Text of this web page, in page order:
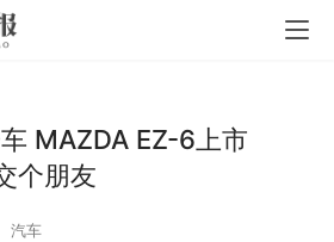
MAZDA EZ-6上市
个朋友
汽车